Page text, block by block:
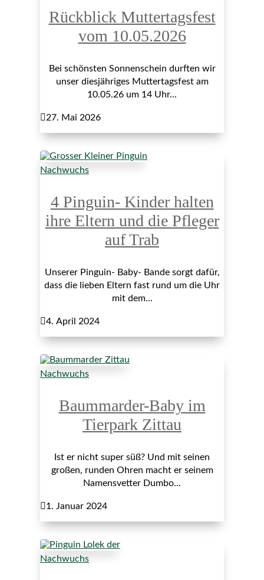
Rückblick Muttertagsfest
vom 10.05.2026
Bei schönsten Sonnenschein durften wir
unser diesjähriges Muttertagsfest am
10.05.26 um 14 Uhr...
27. Mai 2026
Nachwuchs
4 Pinguin- Kinder halten
ihre Eltern und die Pfleger
auf Trab
Unserer Pinguin- Baby- Bande sorgt dafür,
dass die lieben Eltern fast rund um die Uhr
mit dem...
4. April 2024
Nachwuchs
Baummarder-Baby im
Tierpark Zittau
Ist er nicht super süß? Und mit seinen
großen, runden Ohren macht er seinem
Namensvetter Dumbo...
1. Januar 2024
Nachwuchs